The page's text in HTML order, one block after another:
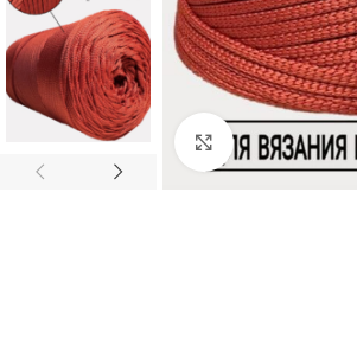
Нажмите, чтобы